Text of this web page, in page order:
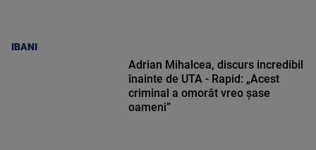
IBANI
Adrian Mihalcea, discurs incredibil
înainte de UTA - Rapid: „Acest
criminal a omorât vreo șase
oameni”